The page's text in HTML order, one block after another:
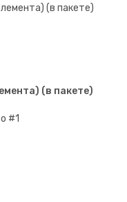
(в пакете)